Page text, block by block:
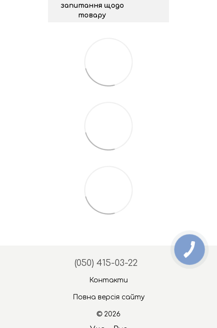
запитання щодо
товару
(050) 415-03-22
Контакти
Повна версія сайту
© 2026